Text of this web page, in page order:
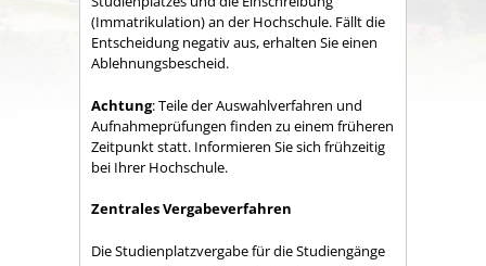
(Immatrikulation) an der Hochschule. Fällt die
Entscheidung negativ aus, erhalten Sie einen
Ablehnungsbescheid.
Achtung: Teile der Auswahlverfahren und
Aufnahmeprüfungen finden zu einem früheren
Zeitpunkt statt. Informieren Sie sich frühzeitig
bei Ihrer Hochschule.
Zentrales Vergabeverfahren
Die Studienplatzvergabe für die Studiengänge